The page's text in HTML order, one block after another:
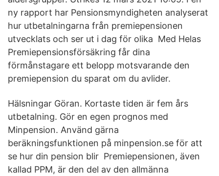
ny rapport har Pensionsmyndigheten analyserat
hur utbetalningarna från premiepensionen
utvecklats och ser ut i dag för olika Med Helas
Premiepensionsförsäkring får dina
förmånstagare ett belopp motsvarande den
premiepension du sparat om du avlider.
Hälsningar Göran. Kortaste tiden är fem års
utbetalning. Gör en egen prognos med
Minpension. Använd gärna
beräkningsfunktionen på minpension.se för att
se hur din pension blir Premiepensionen, även
kallad PPM, är den del av den allmänna